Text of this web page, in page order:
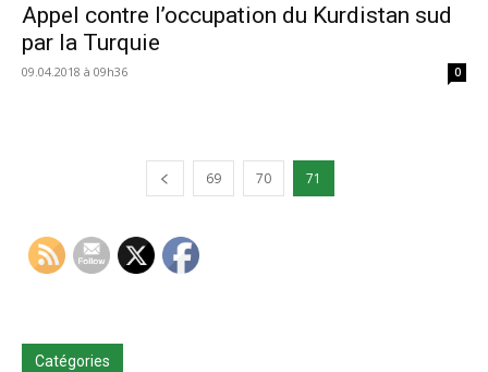
Appel contre l’occupation du Kurdistan sud
par la Turquie
09.04.2018 à 09h36 0
69 70 71
Catégories